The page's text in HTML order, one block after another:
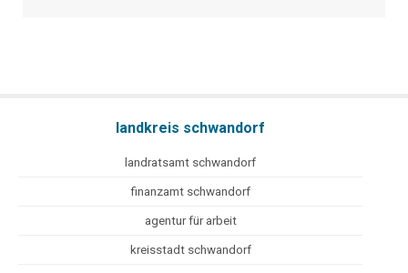
landkreis schwandorf
landratsamt schwandorf
finanzamt schwandorf
agentur für arbeit
kreisstadt schwandorf